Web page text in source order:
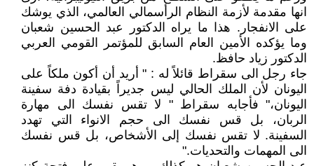
انها مقدمة لأزمة النظام الرأسمالي العالمي، الذي يوشك
على الانفجار. هذا ما يراه الدكتور عبد الحسين شعبان
وما يؤكده الأمين العام السابق للمؤتمر القومي العربي
الدكتور زياد حافظ.
جاء رجل الى سقراط قائلاً له : " أريد أن أكون ملكاً على
اليونان لأن الملك الحالي ليس جديراً بقيادة دفة سفينة
اليونان،" فأجابه سقراط " لا تقس نفسك الى مهارة
الربان، بل قس نفسك الى حجم الانواء التي تهدد
السفينة. لا تقس نفسك إلى الأشخاص، بل قس نفسك
الى المهمات والتحديات."